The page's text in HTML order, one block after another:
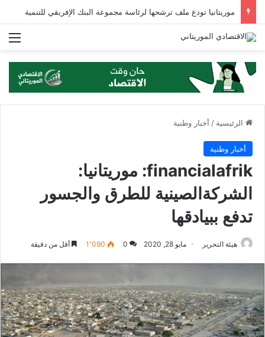
موريتانيا تودع ملف ترشحها لرئاسة مجموعة البنك الإفريقي للتنمية
الرئيسية / أخبار وطنية
أخبار وطنية
financialafrik: موريتانيا:
الشركةالصينية للطرق والجسور
تدفع ببيادقها
هيئة التحرير مايو 28, 2020 0 1٬090 أقل من دقيقة